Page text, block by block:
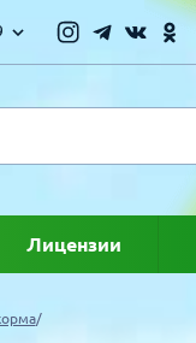
Лицензии